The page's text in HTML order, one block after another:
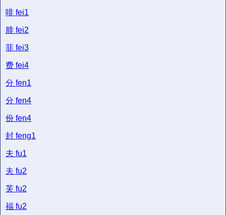
啡 fei1
腓 fei2
菲 fei3
费 fei4
分 fen1
分 fen4
份 fen4
封 feng1
夫 fu1
夫 fu2
芙 fu2
福 fu2